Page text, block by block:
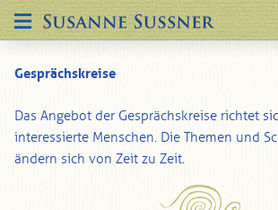
Gesprächskreise
Das Angebot der Gesprächskreise richtet
interessierte Menschen. Die Themen und
ändern sich von Zeit zu Zeit.